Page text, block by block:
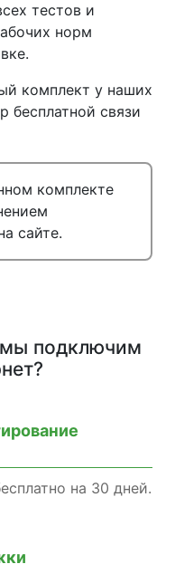
тестов и
норм
комплект у наших
бесплатной связи
комплекте
сайте.
мы подключим
на 30 дней.